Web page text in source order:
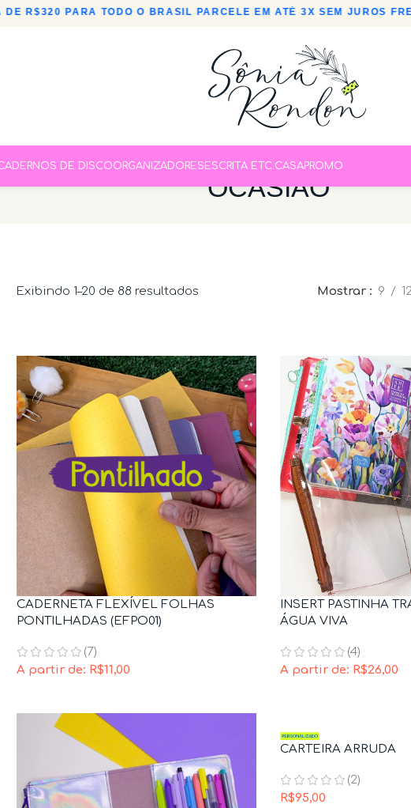
PARA TODO O BRASIL•PARCELE EM ATÉ 3X SEM JUROS •FRETE
DE DISCOORGANIZADORES ESCRITA ETC.CASAPROMO
OCASIÃO
Exibindo 1–20 de 88 resultados Mostrar 9 12
CADERNETA FLEXÍVEL FOLHAS
PONTILHADAS (EFPO01)
(7)
A partir de: R$11,00
INSERT PASTINHA
ÁGUA VIVA
(4)
A partir de: R$26,00
CARTEIRA ARRUDA
(2)
R$95,00